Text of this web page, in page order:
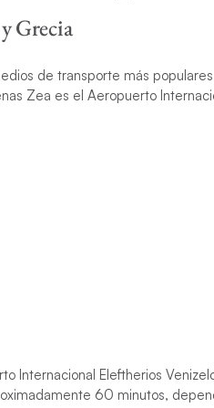
Grecia
de transporte más
Zea es el Aeropuerto
Internacional Eleftherios
60 minutos,